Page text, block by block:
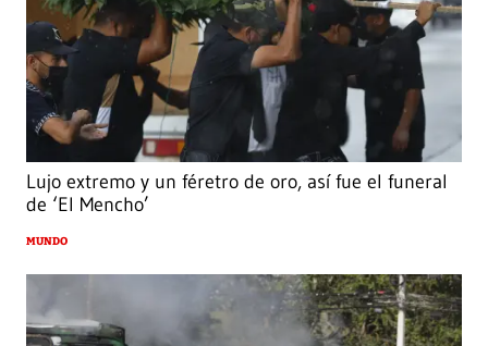
Lujo extremo y un féretro de oro, así fue el funeral
de ‘El Mencho’
MUNDO